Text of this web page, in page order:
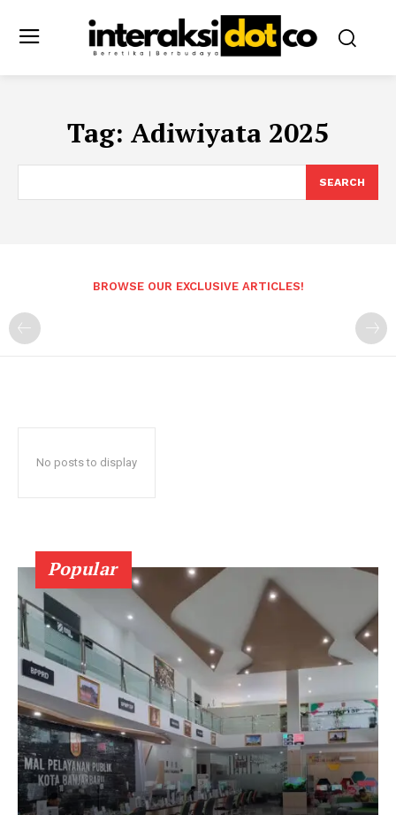
Tag: Adiwiyata 2025
SEARCH
BROWSE OUR EXCLUSIVE ARTICLES!
No posts to display
Popular